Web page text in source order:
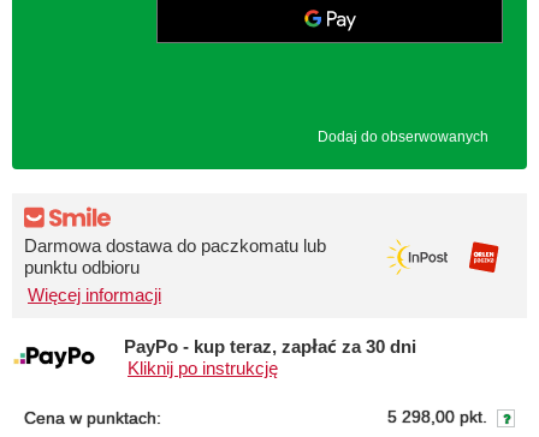
Dodaj do obserwowanych
Darmowa dostawa do paczkomatu lub
punktu odbioru
Więcej informacji
PayPo - kup teraz, zapłać za 30 dni
Kliknij po instrukcję
Cena w punktach:
5 298,00 pkt.